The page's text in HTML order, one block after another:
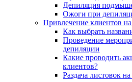
Депиляция
Ожоги при
Привлечение клиентов
Как выбрать
Проведение
депиляции
Какие проводить
клиентов?
Раздача листовок